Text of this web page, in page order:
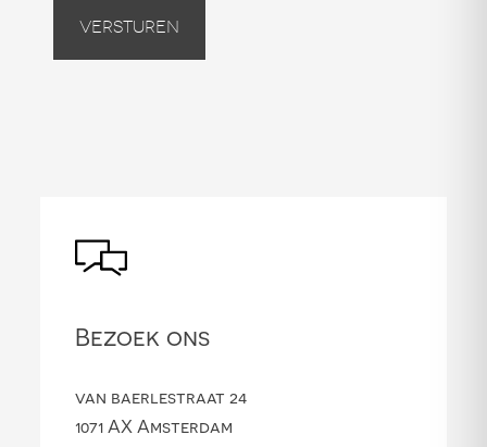
Versturen
Bezoek ons
van baerlestraat 24
1071 AX Amsterdam